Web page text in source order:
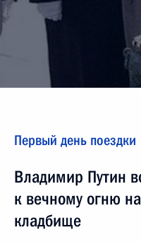
Первый день поездки
Владимир Путин
к вечному огню
кладбище